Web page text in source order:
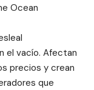
Ocean
el vacío. Afectan
precios y crean
que